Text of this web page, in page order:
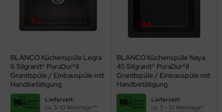
BLANCO Küchenspüle Legra
6 Silgranit® PuraDur®II
Granitspüle / Einbauspüle mit
Handbetätigung
Lieferzeit:
ca. 5-10 Werktage**
BLANCO Küchenspüle Naya
45 Silgranit® PuraDur®II
Granitspüle / Einbauspüle mit
Handbetätigung
Lieferzeit:
ca. 5 - 10 Werktage*